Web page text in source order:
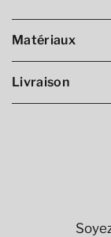
Matériaux
Livraison